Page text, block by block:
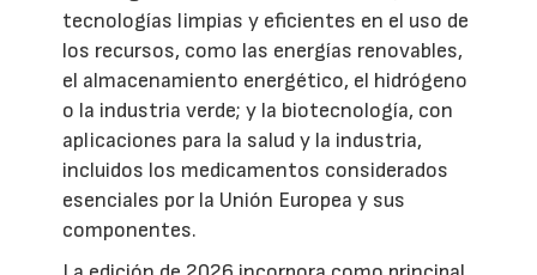
tecnologías limpias y eficientes en el uso de
los recursos, como las energías renovables,
el almacenamiento energético, el hidrógeno
o la industria verde; y la biotecnología, con
aplicaciones para la salud y la industria,
incluidos los medicamentos considerados
esenciales por la Unión Europea y sus
componentes.